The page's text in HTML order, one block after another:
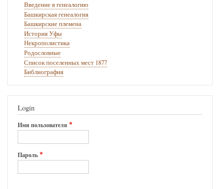
Введение в генеалогию
Башкирская генеалогия
Башкирские племена
История Уфы
Некрополистика
Родословные
Список поселенных мест 1877
Библиография
Login
Имя пользователя
Пароль